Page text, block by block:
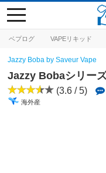
ベプログ VAPEリキッド
toggle
navigation
Jazzy Boba by Saveur Vape
Jazzy Bobaシリー
(3.6 / 5)
海外産